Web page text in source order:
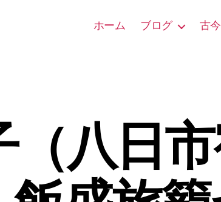
ホーム ブログ 古
（八日